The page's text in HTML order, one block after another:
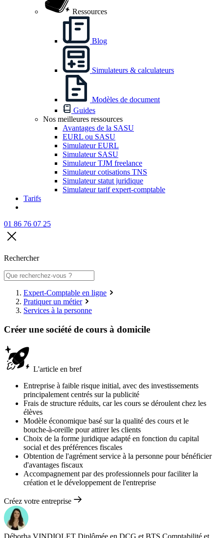
Ressources
Blog
Simulateurs & calculateurs
Modèles de document
Guides
Nos meilleures ressources
Avantages de la SASU
EURL ou SASU
Simulateur EURL
Simulateur SASU
Simulateur TJM freelance
Simulateur cotisations TNS
Simulateur statut juridique
Simulateur tarif expert-comptable
Tarifs
01 86 76 07 25
Rechercher
Expert-Comptable en ligne
Pratiquer un métier
Services à la personne
Créer une société de cours à domicile
L'article en bref
Entreprise à faible risque initial, avec des investissements
principalement centrés sur la publicité
Frais de structure réduits, car les cours se déroulent chez les
élèves
Modèle économique basé sur la qualité des cours et le
bouche-à-oreille pour attirer les clients
Choix de la forme juridique adapté en fonction du capital
social et des préférences fiscales
Obtention de l'agrément service à la personne pour bénéficier
d'avantages fiscaux
Accompagnement par des professionnels pour faciliter la
création et le développement de l'entreprise
Créez votre entreprise
Déborha VINDIOLET Diplômée en DCG et BTS Comptabilité et